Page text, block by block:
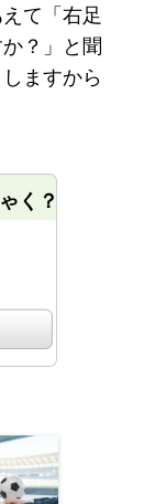
て「右足
？」と聞
ますから
く？